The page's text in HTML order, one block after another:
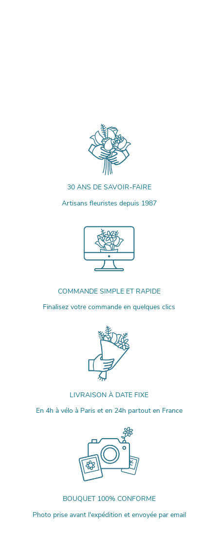
30 ANS DE SAVOIR-FAIRE
Artisans fleuristes depuis 1987
COMMANDE SIMPLE ET RAPIDE
Finalisez votre commande en quelques clics
LIVRAISON À DATE FIXE
En 4h à vélo à Paris et en 24h partout en France
BOUQUET 100% CONFORME
Photo prise avant l'expédition et envoyée par email